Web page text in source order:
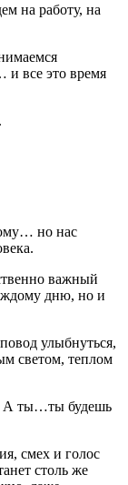
на работу, на
все это время
но нас
важный
дню, но и
улыбнуться,
светом, теплом
А ты…ты будешь
смех и голос
столь же